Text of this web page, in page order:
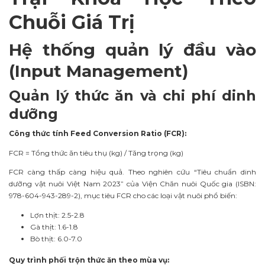
Chuỗi Giá Trị
Hệ thống quản lý đầu vào
(Input Management)
Quản lý thức ăn và chi phí dinh
dưỡng
Công thức tính Feed Conversion Ratio (FCR):
FCR = Tổng thức ăn tiêu thụ (kg) / Tăng trọng (kg)
FCR càng thấp càng hiệu quả. Theo nghiên cứu “Tiêu chuẩn dinh
dưỡng vật nuôi Việt Nam 2023” của Viện Chăn nuôi Quốc gia (ISBN:
978-604-943-289-2), mục tiêu FCR cho các loại vật nuôi phổ biến:
Lợn thịt: 2.5-2.8
Gà thịt: 1.6-1.8
Bò thịt: 6.0-7.0
Quy trình phối trộn thức ăn theo mùa vụ: